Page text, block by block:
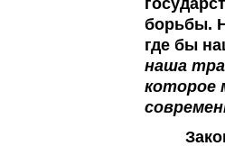
борьбы.
где бы
наша
которое